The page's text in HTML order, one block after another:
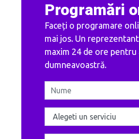
Programări
Faceți o programare
mai jos. Un
maxim 24 de ore
dumneavoastră.